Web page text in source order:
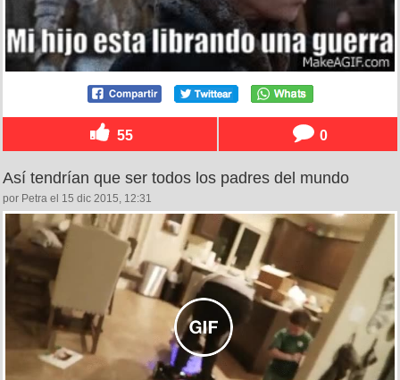
55 0
Así tendrían que ser todos los padres del mundo
por Petra el 15 dic 2015, 12:31